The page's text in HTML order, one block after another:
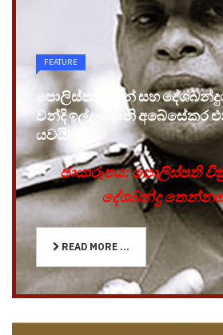
FEATURE
පොලිස්පතිගෙන් සහ
වන්දි ඉල්ලා ශානි අබේසේකර
යවයි!
ඡායාරූපය: පොලිස්පති
දේශබන්දු
READ MORE ...